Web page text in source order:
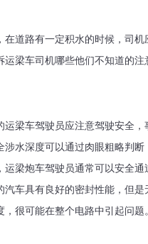
路有一定积水的时候，司机
运梁车司机哪些他们不知道的
车驾驶员应注意驾驶安全，
涉水深度可以通过肉眼粗略判
运梁炮车驾驶员通常可以安全
汽车具有良好的密封性能，但
很可能在整个电路中引起问题。